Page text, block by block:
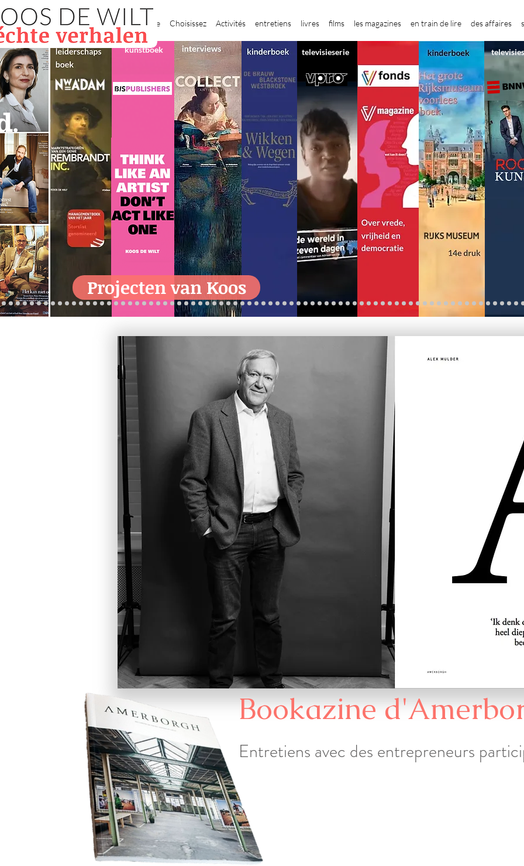
Domicile Choisissez Activités entretiens livres films les magazines en train de lire des affaires
kunstboek televisieserie
Projecten van Koos
Bookazine
Entretiens avec des entrepreneurs